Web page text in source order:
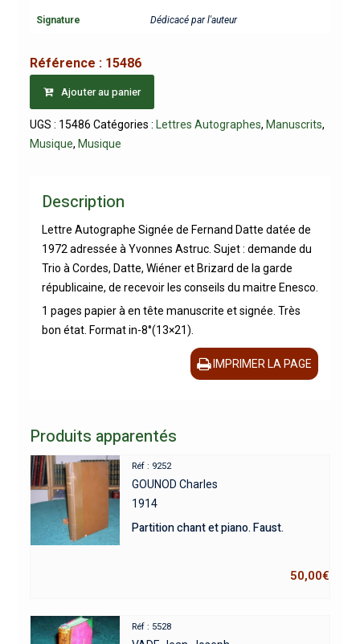
Signature Dédicacé par l'auteur
Référence : 15486
Ajouter au panier
UGS : 15486 Catégories : Lettres Autographes, Manuscrits,
Musique, Musique
Description
Lettre Autographe Signée de Fernand Datte datée de
1972 adressée à Yvonnes Astruc. Sujet : demande du
Trio à Cordes, Datte, Wiéner et Brizard de la garde
républicaine, de recevoir les conseils du maitre Enesco.
1 pages papier à en tête manuscrite et signée. Très
bon état. Format in-8°(13×21).
IMPRIMER LA PAGE
Produits apparentés
Réf : 9252
GOUNOD Charles
1914
Partition chant et piano. Faust.
50,00€
Réf : 5528